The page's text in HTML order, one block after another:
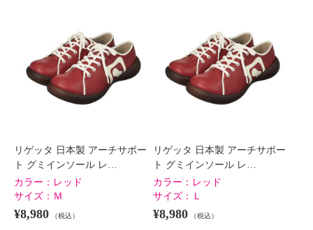
リゲッタ 日本製 アーチサポー
ト グミインソール レ…
カラー： レッド
サイズ： Ｍ
¥8,980 （税込）
リゲッタ 日本製 アーチサポー
ト グミインソール レ…
カラー： レッド
サイズ：
Ｌ
¥8,980 （税込）